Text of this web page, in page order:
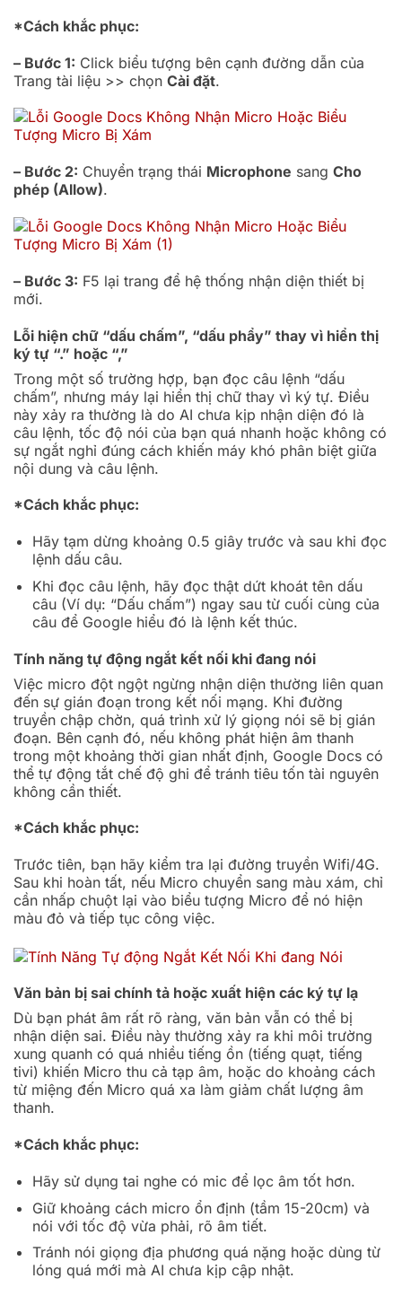
*Cách khắc phục:
– Bước 1: Click biểu tượng bên cạnh đường dẫn của
Trang tài liệu >> chọn Cài đặt.
– Bước 2: Chuyển trạng thái Microphone sang Cho
phép (Allow).
– Bước 3: F5 lại trang để hệ thống nhận diện thiết bị
mới.
Lỗi hiện chữ “dấu chấm”, “dấu phẩy” thay vì hiển thị
ký tự “.” hoặc “,”
Trong một số trường hợp, bạn đọc câu lệnh “dấu
chấm”, nhưng máy lại hiển thị chữ thay vì ký tự. Điều
này xảy ra thường là do AI chưa kịp nhận diện đó là
câu lệnh, tốc độ nói của bạn quá nhanh hoặc không có
sự ngắt nghỉ đúng cách khiến máy khó phân biệt giữa
nội dung và câu lệnh.
*Cách khắc phục:
Hãy tạm dừng khoảng 0.5 giây trước và sau khi đọc
lệnh dấu câu.
Khi đọc câu lệnh, hãy đọc thật dứt khoát tên dấu
câu (Ví dụ: “Dấu chấm”) ngay sau từ cuối cùng của
câu để Google hiểu đó là lệnh kết thúc.
Tính năng tự động ngắt kết nối khi đang nói
Việc micro đột ngột ngừng nhận diện thường liên quan
đến sự gián đoạn trong kết nối mạng. Khi đường
truyền chập chờn, quá trình xử lý giọng nói sẽ bị gián
đoạn. Bên cạnh đó, nếu không phát hiện âm thanh
trong một khoảng thời gian nhất định, Google Docs có
thể tự động tắt chế độ ghi để tránh tiêu tốn tài nguyên
không cần thiết.
*Cách khắc phục:
Trước tiên, bạn hãy kiểm tra lại đường truyền Wifi/4G.
Sau khi hoàn tất, nếu Micro chuyển sang màu xám, chỉ
cần nhấp chuột lại vào biểu tượng Micro để nó hiện
màu đỏ và tiếp tục công việc.
Văn bản bị sai chính tả hoặc xuất hiện các ký tự lạ
Dù bạn phát âm rất rõ ràng, văn bản vẫn có thể bị
nhận diện sai. Điều này thường xảy ra khi môi trường
xung quanh có quá nhiều tiếng ồn (tiếng quạt, tiếng
tivi) khiến Micro thu cả tạp âm, hoặc do khoảng cách
từ miệng đến Micro quá xa làm giảm chất lượng âm
thanh.
*Cách khắc phục:
Hãy sử dụng tai nghe có mic để lọc âm tốt hơn.
Giữ khoảng cách micro ổn định (tầm 15-20cm) và
nói với tốc độ vừa phải, rõ âm tiết.
Tránh nói giọng địa phương quá nặng hoặc dùng từ
lóng quá mới mà AI chưa kịp cập nhật.